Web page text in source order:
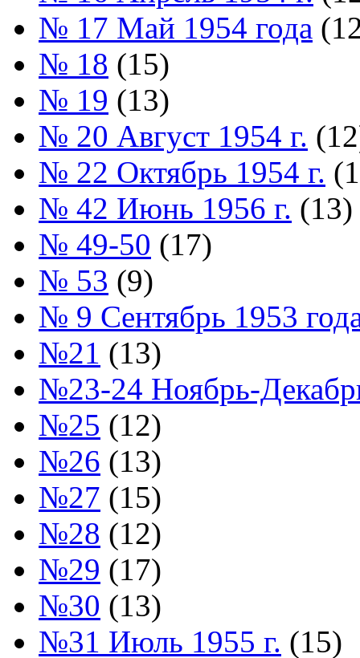
№ 17 Май 1954 года
№ 18 (15)
№ 19 (13)
№ 20 Август 1954 г.
№ 22 Октябрь 1954 г.
№ 42 Июнь 1956 г. (13)
№ 49-50 (17)
№ 53 (9)
№ 9 Сентябрь 1953
№21 (13)
№23-24 Ноябрь-
№25 (12)
№26 (13)
№27 (15)
№28 (12)
№29 (17)
№30 (13)
№31 Июль 1955 г. (15)